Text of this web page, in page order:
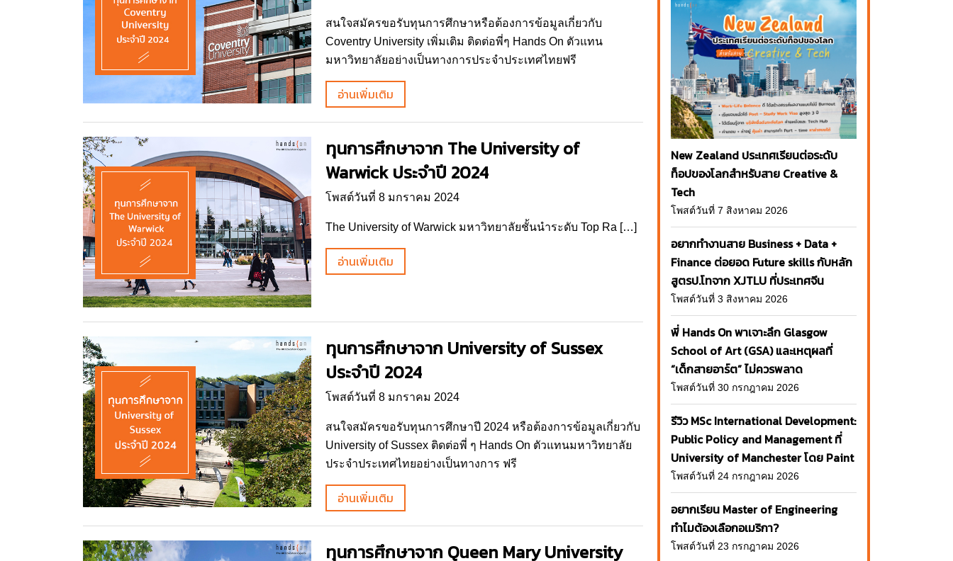
สนใจสมัครขอรับทุนการศึกษาหรือต้องการข้อมูลเกี่ยวกับ
Coventry University เพิ่มเติม ติดต่อพี่ๆ Hands On ตัวแทน
มหาวิทยาลัยอย่างเป็นทางการประจำประเทศไทยฟรี
อ่านเพิ่มเติม
ทุนการศึกษาจาก The University of
Warwick ประจำปี 2024
โพสต์วันที่ 8 มกราคม 2024
The University of Warwick มหาวิทยาลัยชั้นนำระดับ Top Ra […]
อ่านเพิ่มเติม
ทุนการศึกษาจาก University of Sussex
ประจำปี 2024
โพสต์วันที่ 8 มกราคม 2024
สนใจสมัครขอรับทุนการศึกษาปี 2024 หรือต้องการข้อมูลเกี่ยวกับ
University of Sussex ติดต่อพี่ ๆ Hands On ตัวแทนมหาวิทยาลัย
ประจำประเทศไทยอย่างเป็นทางการ ฟรี
อ่านเพิ่มเติม
ทุนการศึกษาจาก Queen Mary University
New Zealand ประเทศเรียนต่อระดับ
ท็อปของโลกสำหรับสาย Creative &
Tech
โพสต์วันที่ 7 สิงหาคม 2026
อยากทำงานสาย Business + Data +
Finance ต่อยอด Future skills กับหลัก
สูตรป.โทจาก XJTLU ที่ประเทศจีน
โพสต์วันที่ 3 สิงหาคม 2026
พี่ Hands On พาเจาะลึก Glasgow
School of Art (GSA) และเหตุผลที่
“เด็กสายอาร์ต” ไม่ควรพลาด
โพสต์วันที่ 30 กรกฎาคม 2026
รีวิว MSc International Development:
Public Policy and Management ที่
University of Manchester โดย Paint
โพสต์วันที่ 24 กรกฎาคม 2026
อยากเรียน Master of Engineering
ทำไมต้องเลือกอเมริกา?
โพสต์วันที่ 23 กรกฎาคม 2026